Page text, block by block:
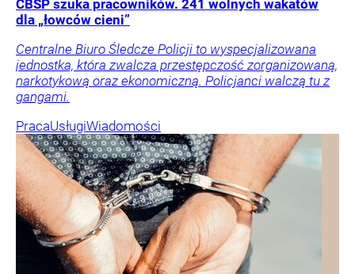
CBŚP szuka pracowników. 241 wolnych wakatów
dla „łowców cieni”
Centralne Biuro Śledcze Policji to wyspecjalizowana
jednostka, która zwalcza przestępczość zorganizowaną,
narkotykową oraz ekonomiczną. Policjanci walczą tu z
gangami.
PracaUsługiWiadomości